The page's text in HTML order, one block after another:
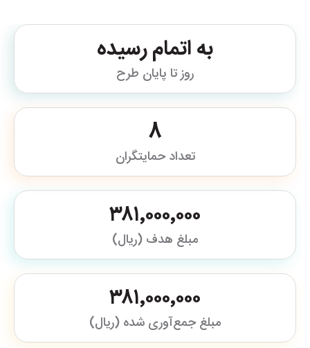
به اتمام رسیده
روز تا پایان طرح
8
تعداد حمایتگران
۳۸۱٬۰۰۰٬۰۰۰
مبلغ هدف (ریال)
۳۸۱٬۰۰۰٬۰۰۰
مبلغ جمع‌آوری شده (ریال)